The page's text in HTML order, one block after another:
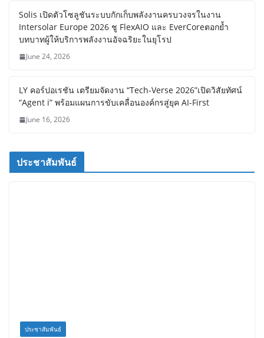
Solis เปิดตัวโซลูชันระบบกักเก็บพลังงานครบวงจรในงาน
Intersolar Europe 2026 ชู FlexAIO และ EverCoreตอกย้ำ
บทบาทผู้ให้บริการพลังงานอัจฉริยะในยุโรป
June 24, 2026
LY คอร์ปอเรชัน เตรียมจัดงาน “Tech-Verse 2026”เปิดวิสัยทัศน์
“Agent i” พร้อมแผนการขับเคลื่อนองค์กรสู่ยุค AI-First
June 16, 2026
ประชาสัมพันธ์
ประชาสัมพันธ์